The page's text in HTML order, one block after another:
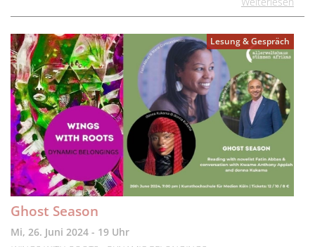
Lesung & Gespräch
Ghost Season
Mi, 26. Juni 2024 - 19 Uhr